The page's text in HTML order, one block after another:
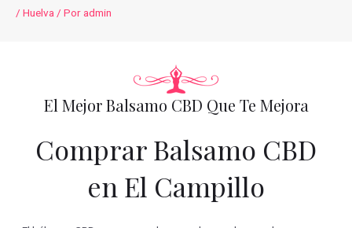
/ Huelva / Poradmin
El Mejor Balsamo CBD Que Te Mejora
Comprar Balsamo CBD
en El Campillo